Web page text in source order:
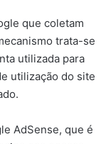
que coletam
trata-se
utilizada para
utilização do site
AdSense, que é